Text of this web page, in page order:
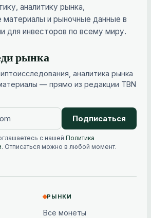
аналитику рынка,
материалы и рыночные данные в
для инвесторов по всему миру.
рынка
аналитика рынка
— прямо из редакции TBN
Подписаться
с нашей Политика
. Отписаться можно в любой момент.
РЫНКИ
Все монеты